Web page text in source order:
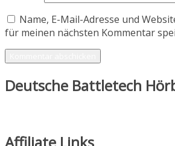
Name, E-Mail-Adresse und
für meinen nächsten Kommentar
Deutsche Battletech